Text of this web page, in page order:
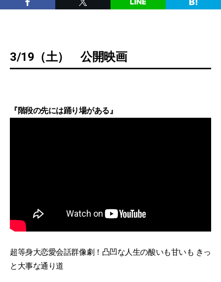
3/19（土） 公開映画
『階段の先には踊り場がある』
超等身大恋愛会話群像劇！凸凹な人生の酸いも甘いも きっ
と大事な通り道